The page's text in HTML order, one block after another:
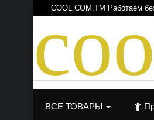
co
COOL.COM.TM Работаем
ВСЕ ТОВАРЫ